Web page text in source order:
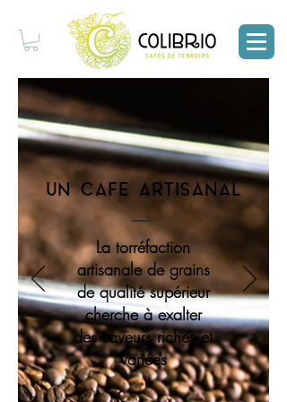
UN CAFE ARTISANAL
La torréfaction
artisanale de grains
de qualité supérieur
cherche à exalter
des saveurs riches et
variées